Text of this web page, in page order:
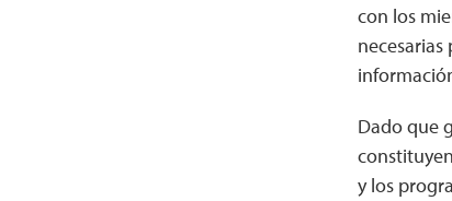
con los
Dado que
y los